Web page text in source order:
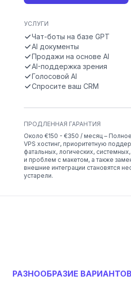
УСЛУГИ
Чат-боты на базе GPT
AI документы
Продажи на основе AI
AI-поддержка зрения
Голосовой AI
Спросите ваш CRM
ПРОДЛЕННАЯ ГАРАНТИЯ
Около €150 - €350 / месяц –
VPS хостинг, приоритетную
фатальных, логических,
и проблем с макетом, а также
внешние интеграции становятся
устарели.
РАЗНООБРАЗИЕ